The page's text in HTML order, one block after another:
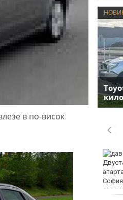
в по-висок
Оранжев код за опасни
жеги в 21 области днес